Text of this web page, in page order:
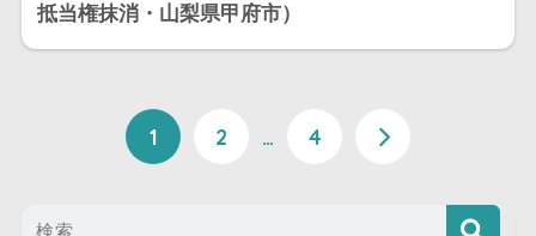
抵当権抹消・山梨県甲府市）
1 2 … 4